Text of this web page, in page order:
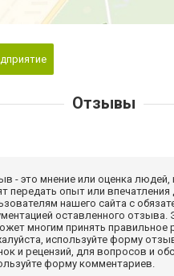
Отзывы
- это мнение или оценка
передать опыт или впечатления
нашего сайта с
оставленного отзыва.
многим принять правильное
используйте форму
и рецензий, для вопросов и
форму комментариев.